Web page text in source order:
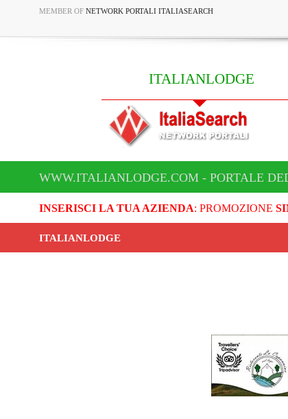
MEMBER OF NETWORK PORTALI ITALIASEARCH
ITALIANLODGE
WWW.ITALIANLODGE.COM - PORTALE
INSERISCI LA TUA AZIENDA: PROMOZIONE
ITALIANLODGE